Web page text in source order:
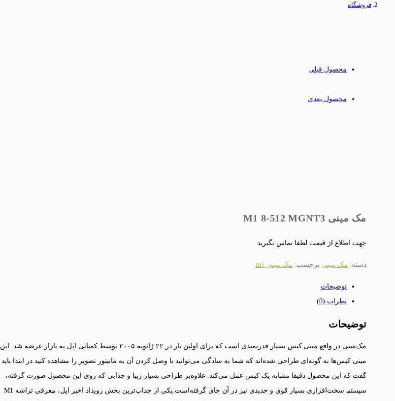
فروشگاه
محصول قبلی
محصول بعدی
مک مینی M1 8-512 MGNT3
جهت اطلاع از قیمت لطفا تماس بگیرید
دسته: مک مینی برچسب: مک مینی m1
توضیحات
نظرات (0)
توضیحات
مک‌مینی در واقع مینی کیس بسیار قدرتمندی است که برای اولین بار در ۲۲ ژانویه ۲۰۰۵ توسط کمپانی اپل به بازار عرضه شد. این
مینی کیس‌ها به گونه‌ای طراحی شده‌اند که شما به سادگی می‌توانید با وصل کردن آن به مانیتور تصویر را مشاهده کنید.در ابتدا باید
گفت که این محصول دقیقا مشابه یک کیس عمل می‌کند. علاوه‌بر طراحی بسیار زیبا و جذابی که روی این محصول صورت گرفته،
سیستم سخت‌افزاری بسیار قوی و جدیدی نیز در آن جای گرفته‌است.یکی از جذاب‌ترین بخش رویداد اخیر اپل، معرفی تراشه M1